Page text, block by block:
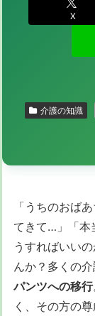
X
介護の知識
「うちのおば
てきて…」「本
うすればいい
んか？多くの
パンツへの移行
く、その方の